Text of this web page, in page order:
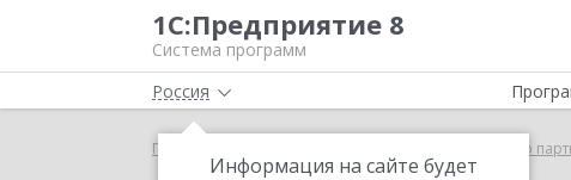
1С:Предприятие 8
Система программ
Россия
Информация на сайте будет
Главная Выбор